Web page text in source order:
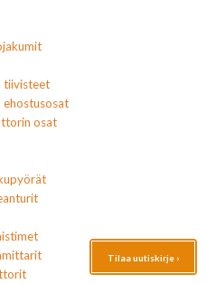
osat
Tilaa uutiskirje ›